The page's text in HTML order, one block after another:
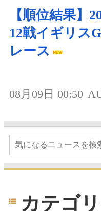
【順位結果】
12戦イギリス
レース
08月09日 00:50
カテゴ